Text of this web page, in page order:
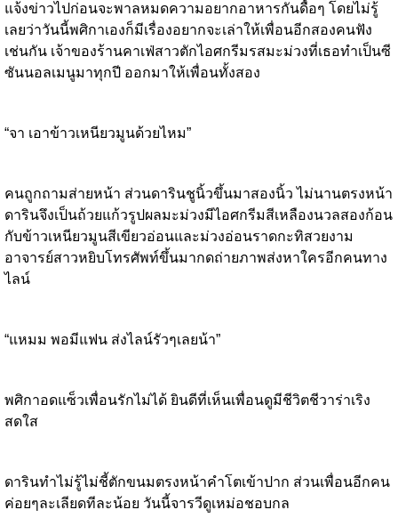
แจ้งข่าวไปก่อนจะพาลหมดความอยากอาหารกันดื้อๆ โดยไม่รู้
เลยว่าวันนี้พศิกาเองก็มีเรื่องอยากจะเล่าให้เพื่อนอีกสองคนฟัง
เช่นกัน เจ้าของร้านคาเฟ่สาวตักไอศกรีมรสมะม่วงที่เธอทำเป็นซี
ซันนอลเมนูมาทุกปี ออกมาให้เพื่อนทั้งสอง
“จา เอาข้าวเหนียวมูนด้วยไหม”
คนถูกถามส่ายหน้า ส่วนดารินชูนิ้วขึ้นมาสองนิ้ว ไม่นานตรงหน้า
ดารินจึงเป็นถ้วยแก้วรูปผลมะม่วงมีไอศกรีมสีเหลืองนวลสองก้อน
กับข้าวเหนียวมูนสีเขียวอ่อนและม่วงอ่อนราดกะทิสวยงาม
อาจารย์สาวหยิบโทรศัพท์ขึ้นมากดถ่ายภาพส่งหาใครอีกคนทาง
ไลน์
“แหมม พอมีแฟน ส่งไลน์รัวๆเลยน้า”
พศิกาอดแซ็วเพื่อนรักไม่ได้ ยินดีที่เห็นเพื่อนดูมีชีวิตชีวาร่าเริง
สดใส
ดารินทำไม่รู้ไม่ชี้ตักขนมตรงหน้าคำโตเข้าปาก ส่วนเพื่อนอีกคน
ค่อยๆละเลียดทีละน้อย วันนี้จารวีดูเหม่อชอบกล